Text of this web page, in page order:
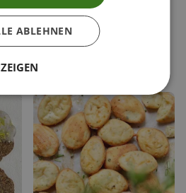
66
Liken
Speichern
Zuckerfreie Crêpes mit
Nussbutter & Beeren
Carina Geppert
ABLEHNEN